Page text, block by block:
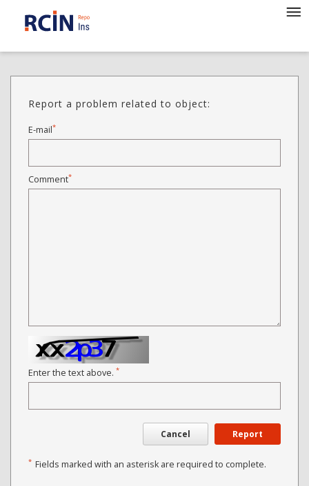
Report a problem related to object:
E-mail*
Comment*
Enter the text above. *
Cancel Report
* Fields marked with an asterisk are required to complete.